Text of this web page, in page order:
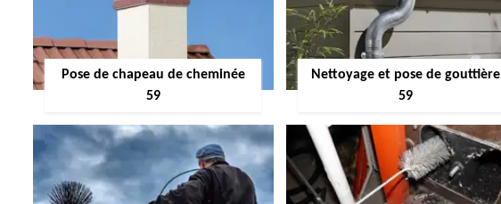
Pose de chapeau de cheminée
59
Nettoyage et pose de gouttière
59